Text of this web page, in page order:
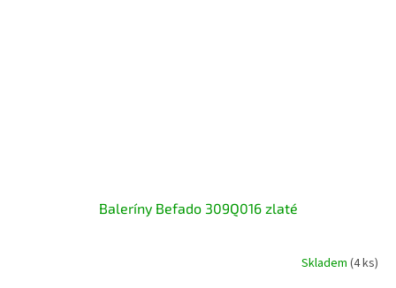
Baleríny Befado 309Q016 zlaté
Skladem (4 ks)